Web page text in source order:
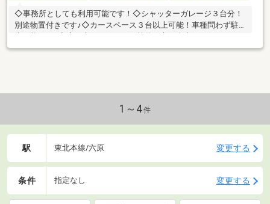
◇事務所としても利用可能です！◇シャッターガレージ３台分！
別途物置付きです♪◇カースペース３台以上可能！車種問わず駐
エステートの【まるなげアシスト】でお客様の負担を最小限にす
宅ローンのご相談【窓口を一つにまとめる事でお忙しいお客様の
負担を最小限にするお手伝いやアドバイスをしています♪♪】
1～4件
駅 東北本線/六原 変更する
条件 指定なし 変更する